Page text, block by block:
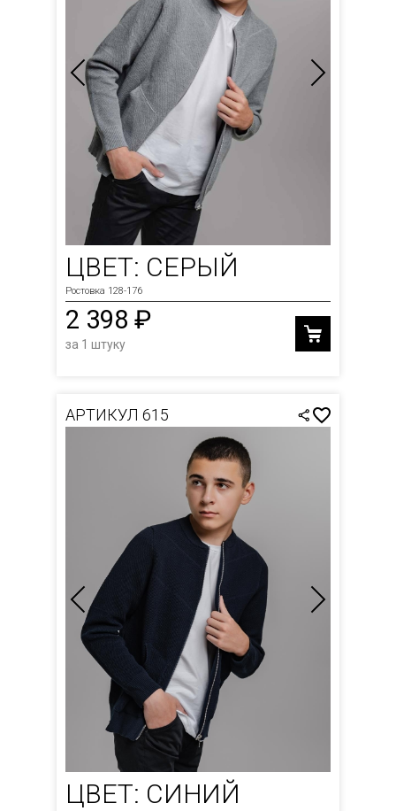
ЦВЕТ: СЕРЫЙ
Ростовка 128-176
2 398 ₽
за 1 штуку
АРТИКУЛ 615
ЦВЕТ: СИНИЙ